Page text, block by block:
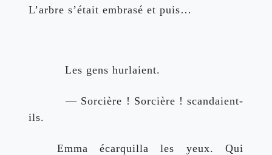
L’arbre s’était embrasé et puis…
Les gens hurlaient.
— Sorcière ! Sorcière ! scandaient-
ils.
Emma écarquilla les yeux. Qui